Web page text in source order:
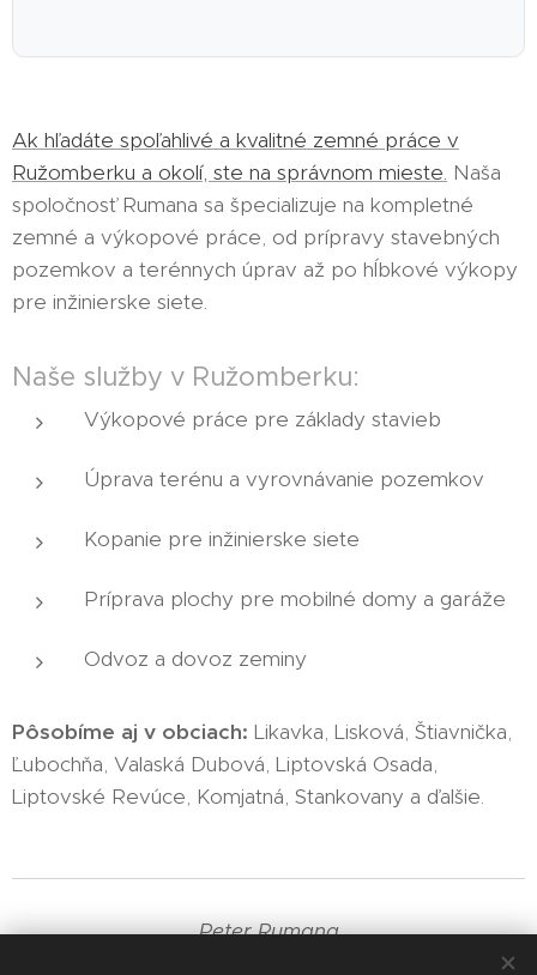
Ak hľadáte spoľahlivé a kvalitné zemné práce v
Ružomberku a okolí, ste na správnom mieste. Naša
spoločnosť Rumana sa špecializuje na kompletné
zemné a výkopové práce, od prípravy stavebných
pozemkov a terénnych úprav až po hĺbkové výkopy
pre inžinierske siete.
Naše služby v Ružomberku:
Výkopové práce pre základy stavieb
Úprava terénu a vyrovnávanie pozemkov
Kopanie pre inžinierske siete
Príprava plochy pre mobilné domy a garáže
Odvoz a dovoz zeminy
Pôsobíme aj v obciach: Likavka, Lisková, Štiavnička,
Ľubochňa, Valaská Dubová, Liptovská Osada,
Liptovské Revúce, Komjatná, Stankovany a ďalšie.
Peter Rumana